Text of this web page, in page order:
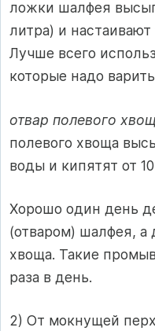
ложки шалфея
литра) и
Лучше всего
которые надо
отвар полевого
полевого хвоща
воды и кипятят от
Хорошо один день
(отваром) шалфея,
хвоща. Такие
раза в день.
2) От мокнущей